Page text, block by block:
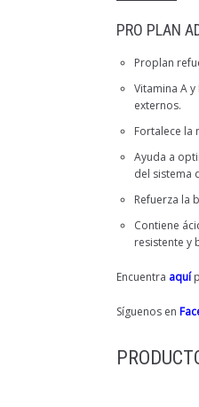
PRO PLAN
Proplan
Vitamina A
externos.
Fortalece la
Ayuda a
del sistema
Refuerza la
Contiene
resistente y
Encuentra aquí
Síguenos en